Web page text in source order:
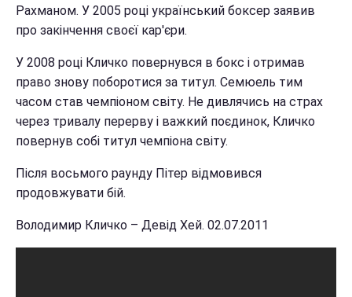
Рахманом. У 2005 році український боксер заявив
про закінчення своєї кар'єри.
У 2008 році Кличко повернувся в бокс і отримав
право знову поборотися за титул. Семюель тим
часом став чемпіоном світу. Не дивлячись на страх
через тривалу перерву і важкий поєдинок, Кличко
повернув собі титул чемпіона світу.
Після восьмого раунду Пітер відмовився
продовжувати бій.
Володимир Кличко – Девід Хей. 02.07.2011